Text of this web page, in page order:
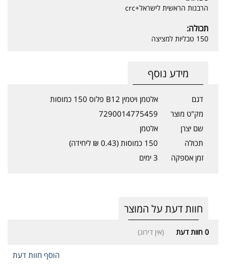
הרבנות הראשית לישראל+crc
תכולה:
150 טבליות למציצה
מידע נוסף
דגם
אלטמן ויטמין B12 פלוס 150 כמוסות
מק"ט מוצר
7290014775459
שם יצרן
אלטמן
תכולה
150 כמוסות (0.43 ₪ ליחידה)
זמן אספקה
3 ימים
חוות דעת על המוצר
0 חוות דעת (אין דירוג)
הוסף חוות דעת